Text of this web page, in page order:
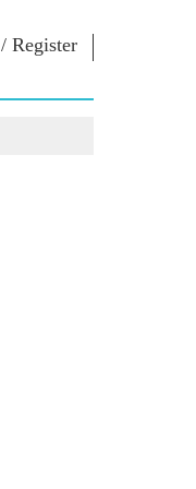
/ Register